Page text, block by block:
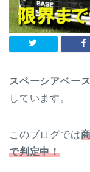
スペーシアベー
しています。
このブログでは
で判定中！